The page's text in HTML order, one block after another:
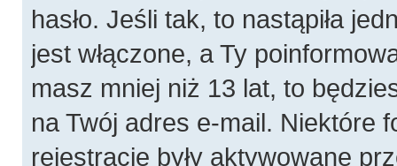
hasło. Jeśli tak, to nastąpiła
jest włączone, a Ty
masz mniej niż 13 lat, to
na Twój adres e-mail. Niektóre
rejestracje były aktywowane